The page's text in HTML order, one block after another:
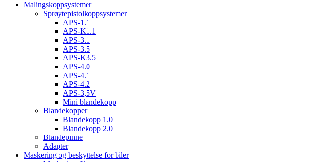
Malingskoppsystemer
Sprøytepistolkoppsystemer
APS-1.1
APS-K1.1
APS-3.1
APS-3.5
APS-K3.5
APS-4.0
APS-4.1
APS-4.2
APS-3,5V
Mini blandekopp
Blandekopper
Blandekopp 1.0
Blandekopp 2.0
Blandepinne
Adapter
Maskering og beskyttelse for biler